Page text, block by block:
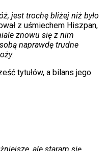
jest trochę bliżej niż było
z uśmiechem Hiszpan,
znowu się z nim
naprawdę trudne
.
tytułów, a bilans jego